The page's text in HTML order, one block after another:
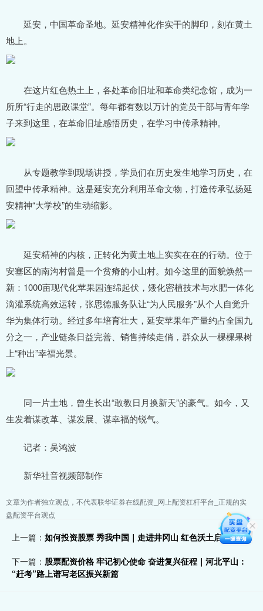
延安，中国革命圣地。延安精神化作实干的脚印，刻在黄土
地上。
在这片红色热土上，各处革命旧址和革命类纪念馆，成为一
所所“行走的思政课堂”。每年都有数以万计的党员干部与青年学
子来到这里，在革命旧址感悟历史，在学习中传承精神。
从专题教学到现场讲授，学员们在历史发生地学习历史，在
回望中传承精神。这是延安充分利用革命文物，打造传承弘扬延
安精神“大学校”的生动缩影。
延安精神的内核，正转化为黄土地上实实在在的行动。位于
安塞区的南沟村曾是一个贫瘠的小山村。如今这里的面貌焕然一
新：1000亩现代化苹果园连绵起伏，矮化密植技术与水肥一体化
滴灌系统高效运转，张思德服务队让“为人民服务”从个人自觉升
华为集体行动。经过多年培育壮大，延安苹果年产量约占全国九
分之一，产业链条日益完善、销售持续走俏，群众从一棵棵果树
上“种出”幸福光景。
同一片土地，曾生长出“敢教日月换新天”的豪气。如今，又
生发着谋改革、谋发展、谋幸福的锐气。
记者：吴鸿波
新华社音视频部制作
文章为作者独立观点，不代表联华证券在线配资_网上配资杠杆平台_正规的实
盘配资平台观点
上一篇： 如何投资股票 秀我中国｜走进井冈山 红色沃土启新征程
下一篇： 股票配资价格 牢记初心使命 奋进复兴征程｜河北平山：
“赶考”路上谱写老区振兴新篇